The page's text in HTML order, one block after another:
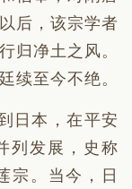
后，该宗学者
归净土之风。
续至今不绝。
日本，在平安
列发展，史称
宗。当今，日